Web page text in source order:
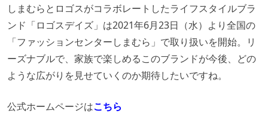
しまむらとロゴスがコラボレートしたライフスタイルブラ
ンド「ロゴスデイズ」は2021年6月23日（水）より全国の
「ファッションセンターしまむら」で取り扱いを開始。リ
ーズナブルで、家族で楽しめるこのブランドが今後、どの
ような広がりを見せていくのか期待したいですね。
公式ホームページはこちら